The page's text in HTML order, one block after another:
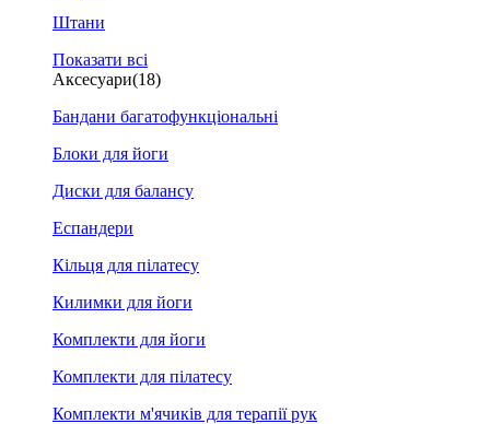
Штани
Показати всі
Аксесуари(18)
Бандани багатофункціональні
Блоки для йоги
Диски для балансу
Еспандери
Кільця для пілатесу
Килимки для йоги
Комплекти для йоги
Комплекти для пілатесу
Комплекти м'ячиків для терапії рук